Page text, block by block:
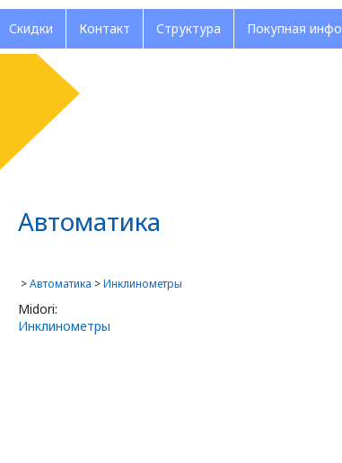
Скидки Контакт Структура Покупная инфо
Автоматика
>Автоматика >Инклинометры
Midori:
Инклинометры